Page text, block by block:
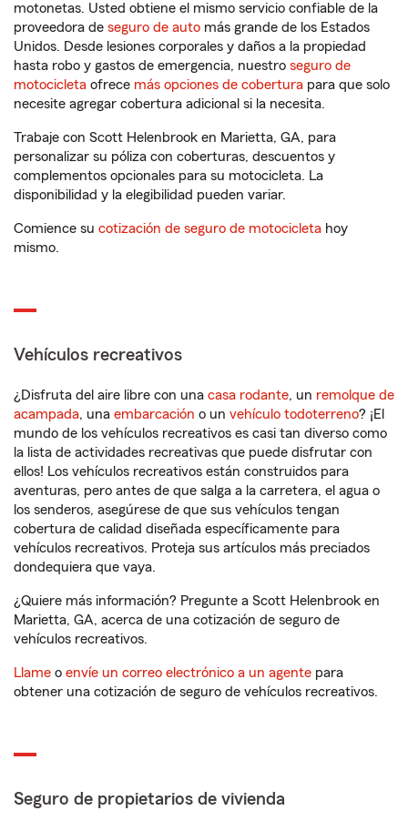
motonetas. Usted obtiene el mismo servicio confiable de la
proveedora de seguro de auto más grande de los Estados
Unidos. Desde lesiones corporales y daños a la propiedad
hasta robo y gastos de emergencia, nuestro seguro de
motocicleta ofrece más opciones de cobertura para que solo
necesite agregar cobertura adicional si la necesita.
Trabaje con Scott Helenbrook en Marietta, GA, para
personalizar su póliza con coberturas, descuentos y
complementos opcionales para su motocicleta. La
disponibilidad y la elegibilidad pueden variar.
Comience su cotización de seguro de motocicleta hoy
mismo.
Vehículos recreativos
¿Disfruta del aire libre con una casa rodante, un remolque de
acampada, una embarcación o un vehículo todoterreno? ¡El
mundo de los vehículos recreativos es casi tan diverso como
la lista de actividades recreativas que puede disfrutar con
ellos! Los vehículos recreativos están construidos para
aventuras, pero antes de que salga a la carretera, el agua o
los senderos, asegúrese de que sus vehículos tengan
cobertura de calidad diseñada específicamente para
vehículos recreativos. Proteja sus artículos más preciados
dondequiera que vaya.
¿Quiere más información? Pregunte a Scott Helenbrook en
Marietta, GA, acerca de una cotización de seguro de
vehículos recreativos.
Llame o envíe un correo electrónico a un agente para
obtener una cotización de seguro de vehículos recreativos.
Seguro de propietarios de vivienda